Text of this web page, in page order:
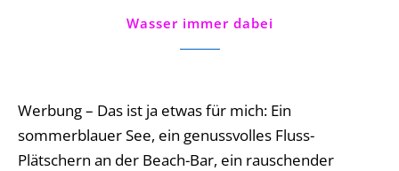
Wasser immer dabei
Werbung – Das ist ja etwas für mich: Ein
sommerblauer See, ein genussvolles Fluss-
Plätschern an der Beach-Bar, ein rauschender